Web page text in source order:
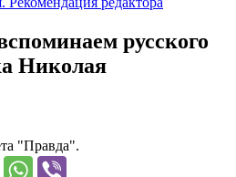
русского
Николая
"Правда".